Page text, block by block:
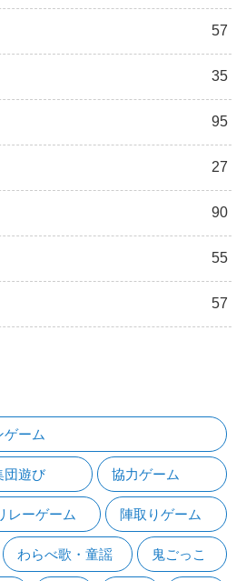
57
35
95
27
90
55
57
ーム
団遊び 協力ゲーム
レーゲーム 陣取りゲーム
わらべ歌・童謡 鬼ごっこ